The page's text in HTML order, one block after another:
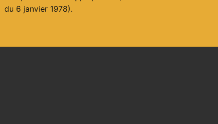
du 6 janvier 1978).